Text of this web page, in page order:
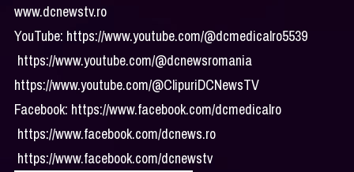
www.dcnewstv.ro
YouTube: https://www.youtube.com/@dcmedicalro5539
https://www.youtube.com/@dcnewsromania
https://www.youtube.com/@ClipuriDCNewsTV
Facebook: https://www.facebook.com/dcmedicalro
https://www.facebook.com/dcnews.ro
https://www.facebook.com/dcnewstv